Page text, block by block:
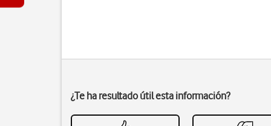
¿Te ha resultado útil esta información?